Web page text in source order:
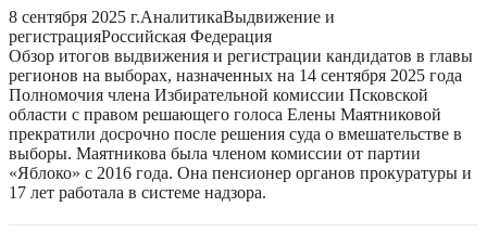
8 сентября 2025 г.АналитикаВыдвижение и
регистрацияРоссийская Федерация
Обзор итогов выдвижения и регистрации кандидатов в главы
регионов на выборах, назначенных на 14 сентября 2025 года
Полномочия члена Избирательной комиссии Псковской
области с правом решающего голоса Елены Маятниковой
прекратили досрочно после решения суда о вмешательстве в
выборы. Маятникова была членом комиссии от партии
«Яблоко» с 2016 года. Она пенсионер органов прокуратуры и
17 лет работала в системе надзора.